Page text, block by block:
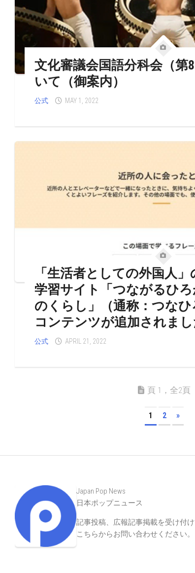
文化審議会国語分科会（第
いて（御案内）
公式 MAY 1, 2022
「生活者としての外国人
学習サイト「つながるひ
のくらし」（通称：つな
コンテンツが追加されまし
公式 APRIL 21, 2022
頁 1，全2頁
1 2 »
Japan Pop News
日本ポップニュース
記事投稿、広報記事掲載を受け付け
こちらからお問い合わせください。